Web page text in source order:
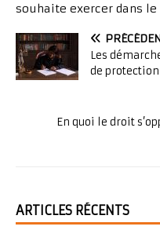
souhaite exercer dans le
Les
de protection
En quoi le droit
ARTICLES RÉCENTS